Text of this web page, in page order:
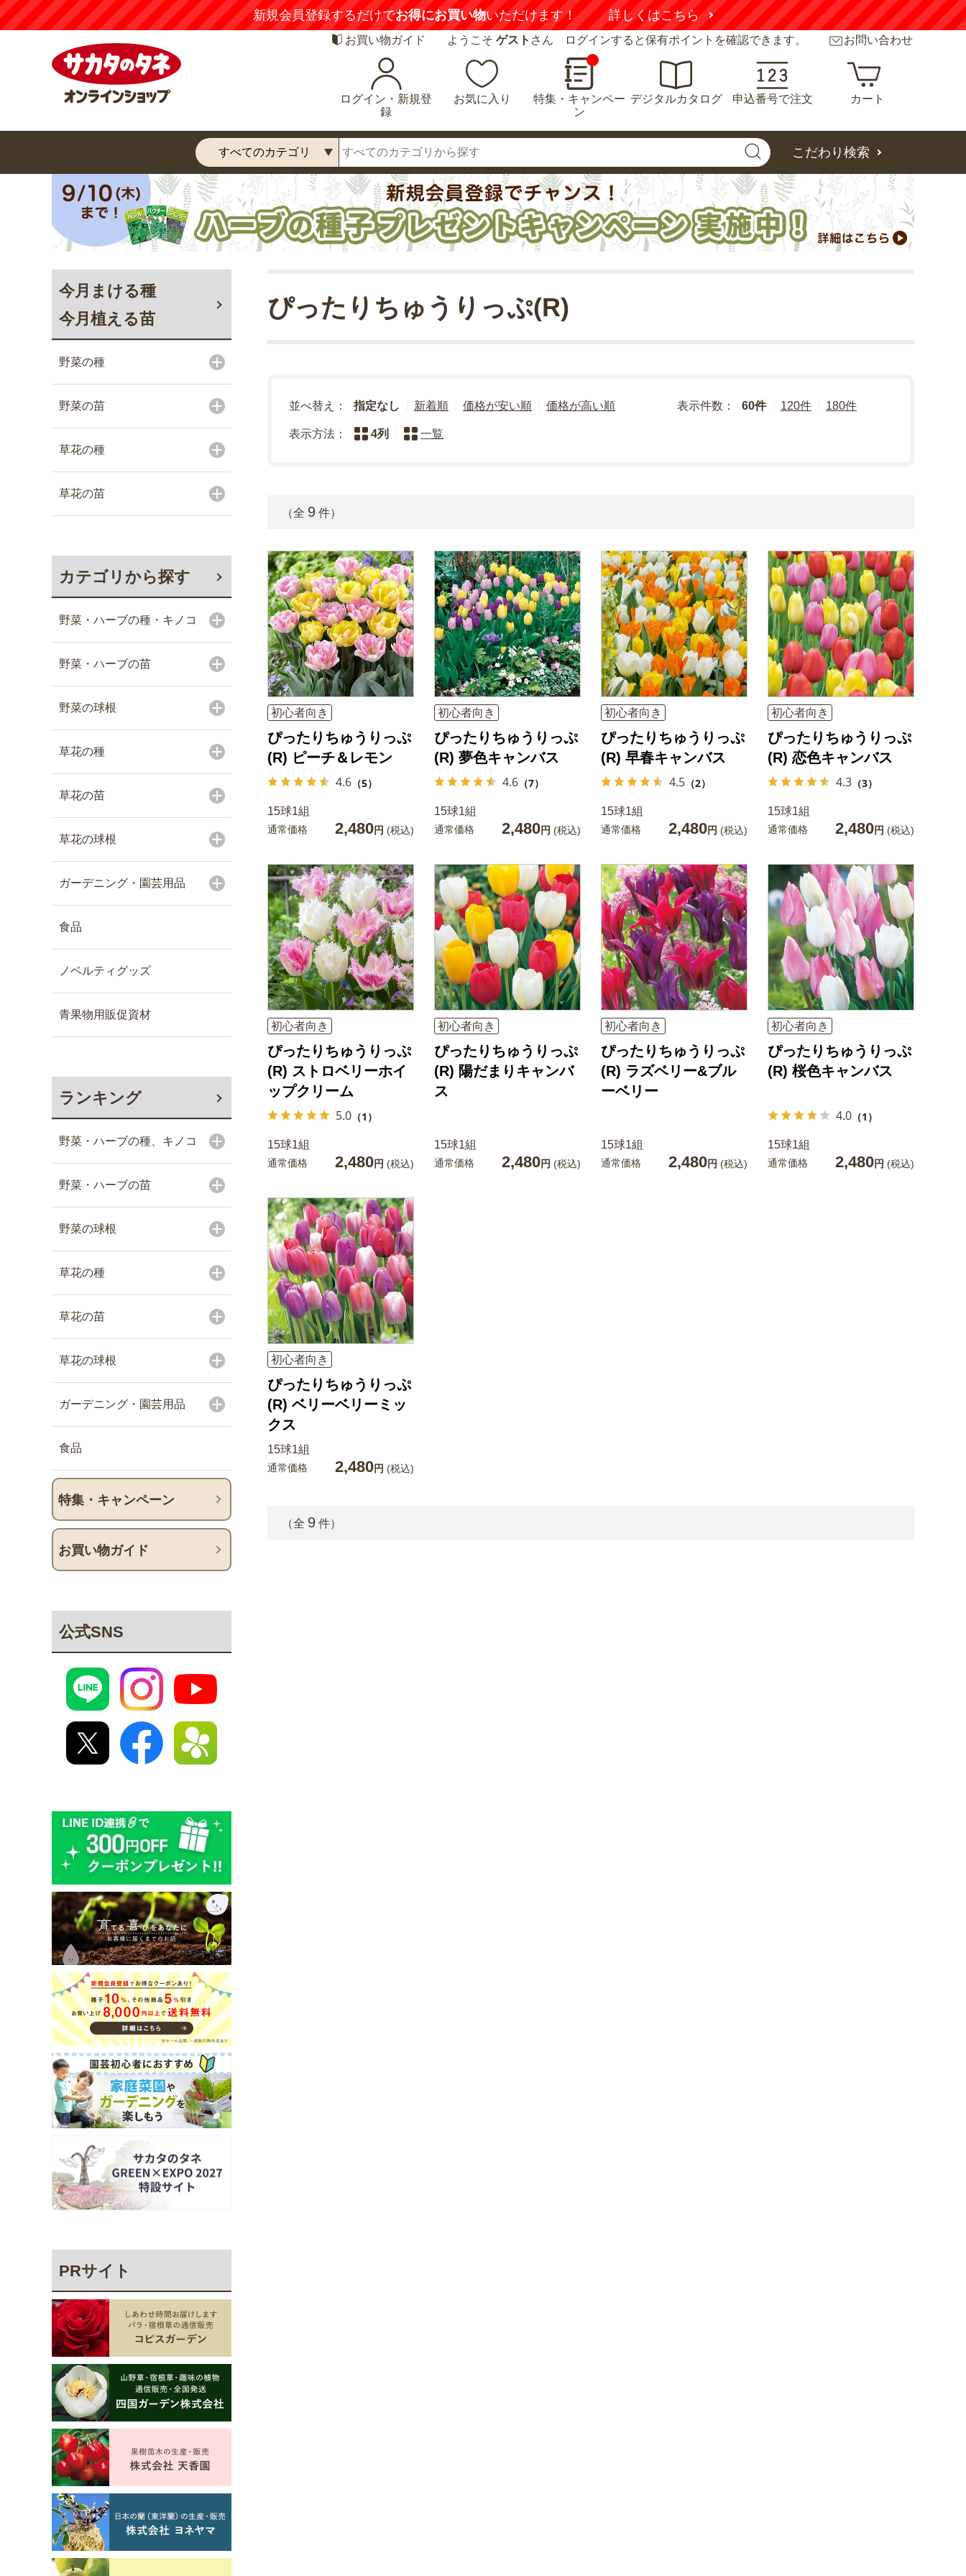
新規会員登録するだけでお得にお買い物いただけます！ 詳しくはこちら
お買い物ガイド ようこそ ゲスト さん ログインすると保有ポイントを確認できます。 お問い合わせ
ログイン・新規登
録
お気に入り
特集・キャンペー
ン
デジタルカタログ 申込番号で注文 カート
こだわり検索
今月まける種
今月植える苗
野菜の種
野菜の苗
草花の種
草花の苗
カテゴリから探す
野菜・ハーブの種・キノコ
野菜・ハーブの苗
野菜の球根
草花の種
草花の苗
草花の球根
ガーデニング・園芸用品
食品
ノベルティグッズ
青果物用販促資材
ランキング
野菜・ハーブの種、キノコ
野菜・ハーブの苗
野菜の球根
草花の種
草花の苗
草花の球根
ガーデニング・園芸用品
食品
特集・キャンペーン
お買い物ガイド
公式SNS
PRサイト
ぴったりちゅうりっぷ(R)
並べ替え： 指定なし 新着順 価格が安い順 価格が高い順 表示件数： 60件 120件 180件
表示方法： 4列 一覧
（全 9 件）
初心者向き
ぴったりちゅうりっぷ
(R) ピーチ＆レモン
4.6 （5）
15球1組
通常価格 2,480円 (税込)
初心者向き
ぴったりちゅうりっぷ
(R) 夢色キャンバス
4.6 （7）
15球1組
通常価格 2,480円 (税込)
初心者向き
ぴったりちゅうりっぷ
(R) 早春キャンバス
4.5 （2）
15球1組
通常価格 2,480円 (税込)
初心者向き
ぴったりちゅうりっぷ
(R) 恋色キャンバス
4.3 （3）
15球1組
通常価格 2,480円 (税込)
初心者向き
ぴったりちゅうりっぷ
(R) ストロベリーホイ
ップクリーム
5.0 （1）
15球1組
通常価格 2,480円 (税込)
初心者向き
ぴったりちゅうりっぷ
(R) 陽だまりキャンバ
ス
15球1組
通常価格 2,480円 (税込)
初心者向き
ぴったりちゅうりっぷ
(R) ラズベリー&ブル
ーベリー
15球1組
通常価格 2,480円 (税込)
初心者向き
ぴったりちゅうりっぷ
(R) 桜色キャンバス
4.0 （1）
15球1組
通常価格 2,480円 (税込)
初心者向き
ぴったりちゅうりっぷ
(R) ベリーベリーミッ
クス
15球1組
通常価格 2,480円 (税込)
（全 9 件）